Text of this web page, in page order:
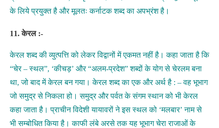
के लिये प्रयुक्त है और मूलतः कर्नाटक शब्द का अपभ्रंश है।
11. केरल :-
केरल शब्द की व्युत्पत्ति को लेकर विद्वानों में एकमत नहीं है। कहा जाता है कि
“चेर – स्थल”, ‘कीचड़’ और “अलम-प्रदेश” शब्दों के योग से चेरलम बना
था, जो बाद में केरल बन गया। केरल शब्द का एक और अर्थ है : – वह भूभाग
जो समुद्र से निकला हो। समुद्र और पर्वत के संगम स्थान को भी केरल
कहा जाता है। प्राचीन विदेशी यायावरों ने इस स्थल को ‘मलबार’ नाम से
भी सम्बोधित किया है। काफी लंबे अरसे तक यह भूभाग चेरा राजाओं के